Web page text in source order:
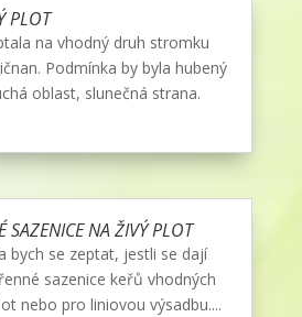
PLOT
na vhodný druh stromku
Podmínka by byla hubený
oblast, slunečná strana.
SAZENICE NA ŽIVÝ PLOT
bych se zeptat, jestli se dají
sazenice keřů vhodných
nebo pro liniovou výsadbu....